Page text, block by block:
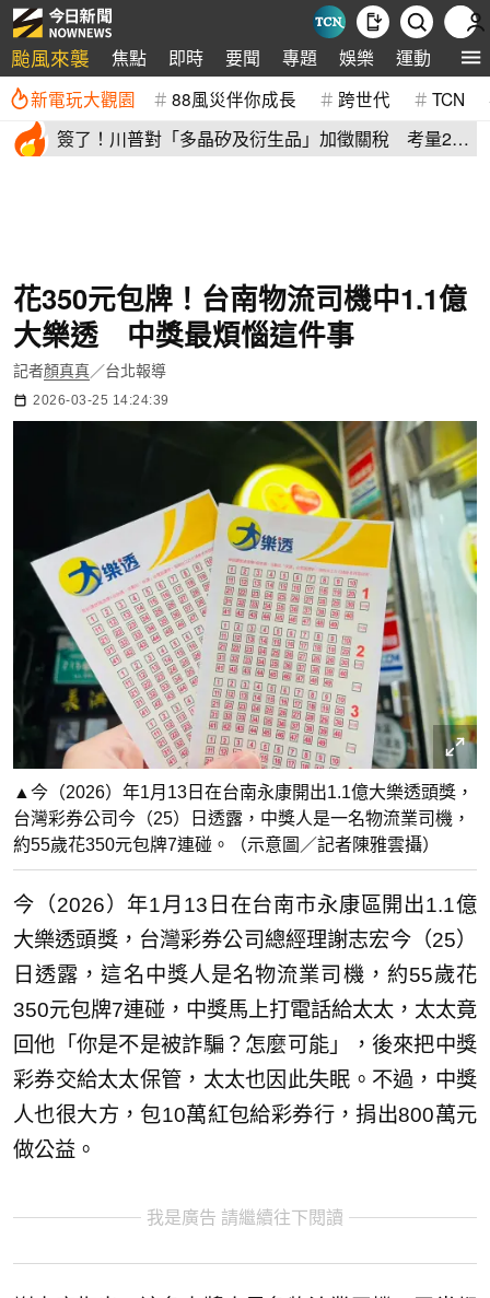
颱風來襲 焦點 即時 要聞 專題 娛樂 運動 全球
新電玩大觀園 88風災伴你成長 跨世代 TCN
簽了！川普對「多晶矽及衍生品」加徵關稅 考量2原
花350元包牌！台南物流司機中1.1億
大樂透 中獎最煩惱這件事
記者顏真真／台北報導
2026-03-25 14:24:39
▲今（2026）年1月13日在台南永康開出1.1億大樂透頭獎，
台灣彩券公司今（25）日透露，中獎人是一名物流業司機，
約55歲花350元包牌7連碰。（示意圖／記者陳雅雲攝）
今（2026）年1月13日在台南市永康區開出1.1億
大樂透頭獎，台灣彩券公司總經理謝志宏今（25）
日透露，這名中獎人是名物流業司機，約55歲花
350元包牌7連碰，中獎馬上打電話給太太，太太竟
回他「你是不是被詐騙？怎麼可能」，後來把中獎
彩券交給太太保管，太太也因此失眠。不過，中獎
人也很大方，包10萬紅包給彩券行，捐出800萬元
做公益。
我是廣告 請繼續往下閱讀